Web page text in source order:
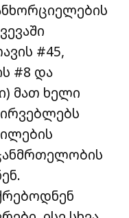
#45,
#8 და
მათ ხელი